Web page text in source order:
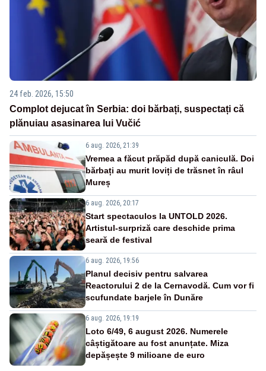
24 feb. 2026, 15:50
Complot dejucat în Serbia: doi bărbați, suspectați că
plănuiau asasinarea lui Vučić
6 aug. 2026, 21:39
Vremea a făcut prăpăd după caniculă. Doi
bărbați au murit loviți de trăsnet în râul
Mureș
6 aug. 2026, 20:17
Start spectaculos la UNTOLD 2026.
Artistul-surpriză care deschide prima
seară de festival
6 aug. 2026, 19:56
Planul decisiv pentru salvarea
Reactorului 2 de la Cernavodă. Cum vor fi
scufundate barjele în Dunăre
6 aug. 2026, 19:19
Loto 6/49, 6 august 2026. Numerele
câștigătoare au fost anunțate. Miza
depășește 9 milioane de euro